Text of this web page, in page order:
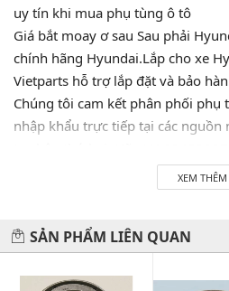
uy tín khi mua phụ tùng ô tô
Giá bắt moay ơ sau Sau phải
chính hãng Hyundai.Lắp cho xe
Vietparts hỗ trợ lắp đặt và bảo
Chúng tôi cam kết phân phối phụ
nhập khẩu trực tiếp tại các nguồn
trợ 24/7. Vietparts luôn luôn sẵn
Hãy đến với chúng tôi để xế yêu
XEM THÊM
SẢN PHẨM LIÊN QUAN